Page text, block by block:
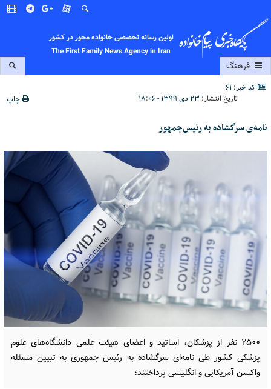
اولین رسانه تخصصی خانواده محور در کشور
The First Family News Agency in Iran
فرهنگ
کد خبر: 61
تاریخ انتشار:۲۳ دی ۱۳۹۹ - ۱۸:۰۶ چاپ
نامه‌ی سرگشاده به رئیس‌جمهور
2500 نفر از پزشکان، اساتید و اعضای هیئت علمی دانشگاه‌های علوم
پزشکی کشور طی نامه‌ای سرگشاده به رئیس جمهوری به تبیین مسئله
واکسن آمریکایی و انگلیسی پرداختند؛